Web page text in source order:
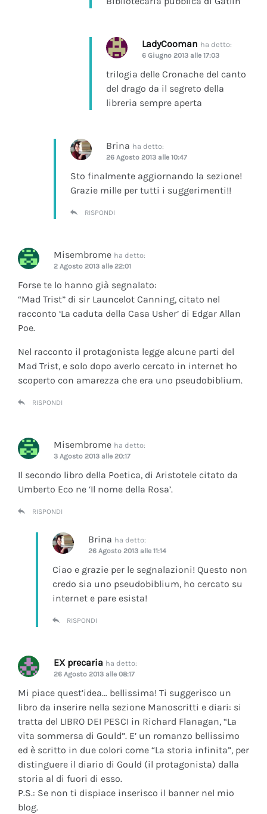
LadyCooman ha detto:
6 Giugno 2013 alle 17:03
trilogia delle Cronache del canto
del drago da il segreto della
libreria sempre aperta
Brina ha detto:
26 Agosto 2013 alle 10:47
Sto finalmente aggiornando la sezione!
Grazie mille per tutti i suggerimenti!!
RISPONDI
Misembrome ha detto:
2 Agosto 2013 alle 22:01
Forse te lo hanno già segnalato:
“Mad Trist” di sir Launcelot Canning, citato nel
racconto ‘La caduta della Casa Usher’ di Edgar Allan
Poe.
Nel racconto il protagonista legge alcune parti del
Mad Trist, e solo dopo averlo cercato in internet ho
scoperto con amarezza che era uno pseudobiblium.
RISPONDI
Misembrome ha detto:
3 Agosto 2013 alle 20:17
Il secondo libro della Poetica, di Aristotele citato da
Umberto Eco ne ‘Il nome della Rosa’.
RISPONDI
Brina ha detto:
26 Agosto 2013 alle 11:14
Ciao e grazie per le segnalazioni! Questo non
credo sia uno pseudobiblium, ho cercato su
internet e pare esista!
RISPONDI
EX precaria ha detto:
26 Agosto 2013 alle 08:17
Mi piace quest’idea… bellissima! Ti suggerisco un
libro da inserire nella sezione Manoscritti e diari: si
tratta del LIBRO DEI PESCI in Richard Flanagan, “La
vita sommersa di Gould”. E’ un romanzo bellissimo
ed è scritto in due colori come “La storia infinita”, per
distinguere il diario di Gould (il protagonista) dalla
storia al di fuori di esso.
P.S.: Se non ti dispiace inserisco il banner nel mio
blog.